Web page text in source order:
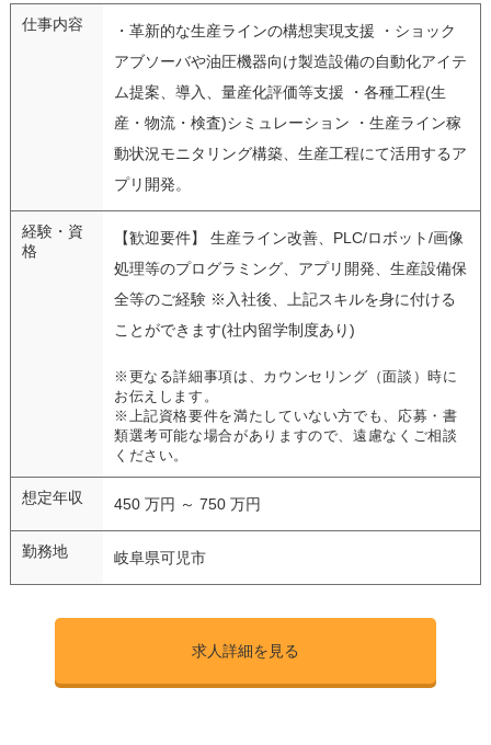
仕事内容
・革新的な生産ラインの構想実現支援 ・ショック
アブソーバや油圧機器向け製造設備の自動化アイテ
ム提案、導入、量産化評価等支援 ・各種工程(生
産・物流・検査)シミュレーション ・生産ライン稼
動状況モニタリング構築、生産工程にて活用するア
プリ開発。
経験・資
格
【歓迎要件】 生産ライン改善、PLC/ロボット/画像
処理等のプログラミング、アプリ開発、生産設備保
全等のご経験 ※入社後、上記スキルを身に付ける
ことができます(社内留学制度あり)
※更なる詳細事項は、カウンセリング（面談）時に
お伝えします。
※上記資格要件を満たしていない方でも、応募・書
類選考可能な場合がありますので、遠慮なくご相談
ください。
想定年収 450 万円 ～ 750 万円
勤務地 岐阜県可児市
求人詳細を見る